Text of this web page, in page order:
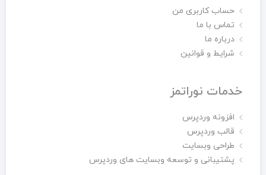
حساب کاربری من
تماس با ما
درباره ما
شرایط و قوانین
خدمات نوراتمز
افزونه وردپرس
قالب وردپرس
طراحی وبسایت
پشتیبانی و توسعه وبسایت های وردپرس